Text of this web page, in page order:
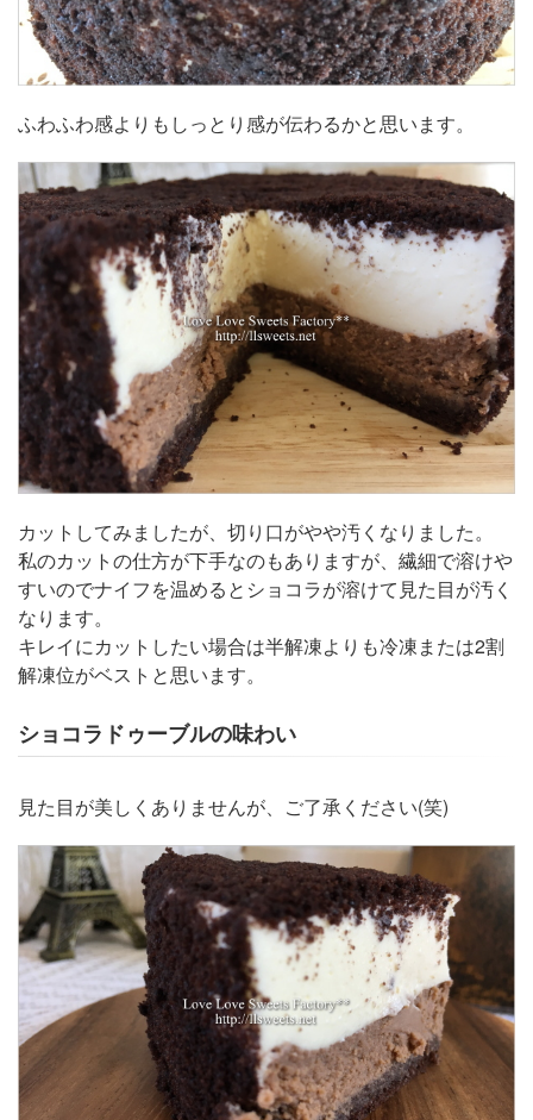
ふわふわ感よりもしっとり感が伝わるかと思います。
カットしてみましたが、切り口がやや汚くなりました。
私のカットの仕方が下手なのもありますが、繊細で溶けや
すいのでナイフを温めるとショコラが溶けて見た目が汚く
なります。
キレイにカットしたい場合は半解凍よりも冷凍または2割
解凍位がベストと思います。
ショコラドゥーブルの味わい
見た目が美しくありませんが、ご了承ください(笑)